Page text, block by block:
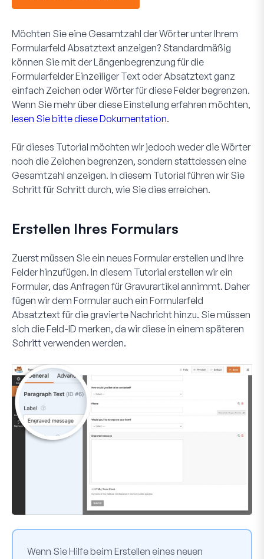
Möchten Sie eine Gesamtzahl der Wörter unter Ihrem
Formularfeld Absatztextanzeigen? Standardmäßig
können Sie mit derLängenbegrenzungfür die
FormularfelderEinzeiliger Textoder Absatztextganz
einfach Zeichen oder Wörter für diese Felder begrenzen.
Wenn Sie mehr über diese Einstellung erfahren möchten,
lesen Sie bitte diese Dokumentation.
Für dieses Tutorial möchten wir jedoch weder die Wörter
noch die Zeichen begrenzen, sondern stattdessen eine
Gesamtzahl anzeigen. In diesem Tutorial führen wir Sie
Schritt für Schritt durch, wie Sie dies erreichen.
Erstellen Ihres Formulars
Zuerst müssen Sie ein neues Formular erstellen und Ihre
Felder hinzufügen. In diesem Tutorial erstellen wir ein
Formular, das Anfragen für Gravurartikel annimmt. Daher
fügen wir dem Formular auch ein Formularfeld
Absatztextfür die gravierte Nachricht hinzu. Sie müssen
sich die Feld-ID merken, da wir diese in einem späteren
Schritt verwenden werden.
Wenn Sie Hilfe beim Erstellen eines neuen